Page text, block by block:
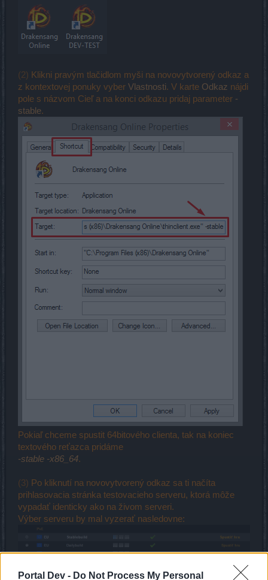
Portal Dev - Do Not Process My Personal
(2) Klikni pravým tlačidlom myši na novovytvorený odkaz a
z kontextovej ponuky vyber Vlastnosti. V karte Odkaz nájdi
pole s názvom Cieľ a na konci odkazu pridaj parameter -
stable.
Pokiaľ chceme spustit 64bitového clienta, tak na koniec
textového reťazca pridáme
-stable -x86_64.
(3) Po kliknutí na novovytvorený odkaz sa ti načíta
prihlasovacia stránka testovacieho serveru, ktorá môže
vypadať identicky ako na živom serveri.
Výber serveru by mal vyzerať nasledovne: